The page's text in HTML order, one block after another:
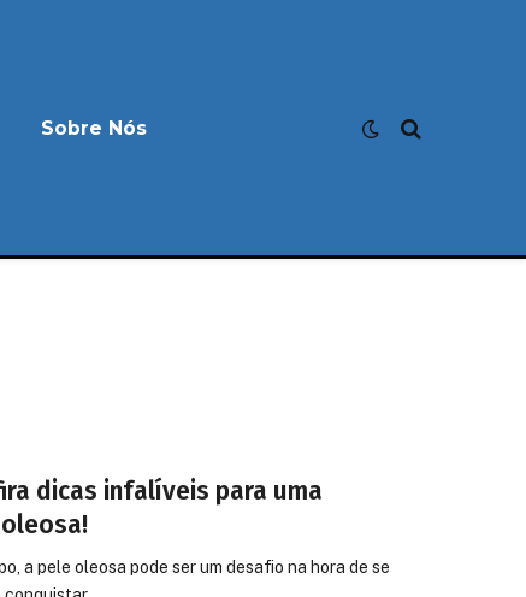
Sobre Nós
dicas infalíveis para uma
a pele oleosa pode ser um desafio na hora de se